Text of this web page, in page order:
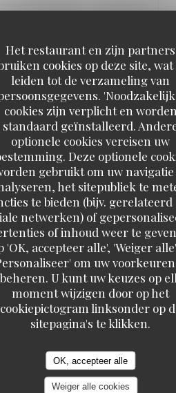
Het restaurant en zijn partners
cookies op deze site,
leiden tot de verzameling van
cookies zijn verplicht en
standaard geïnstalleerd.
optionele cookies vereisen uw
Deze optionele
gebruikt om uw
het sitepubliek te
te bieden (bijv. gerelateerd
netwerken) of
of inhoud weer te
'OK, accepteer alle', 'Weiger
om uw
beheren. U kunt uw keuzes op
moment wijzigen door op het
cookiepictogram linksonder op
sitepagina's te klikken.
OK, accepteer alle
Weiger alle cookies
vous
2
: 5/5 KEUKEN:
: 5/5
2 3
sur-Meu((opent in een nieuw